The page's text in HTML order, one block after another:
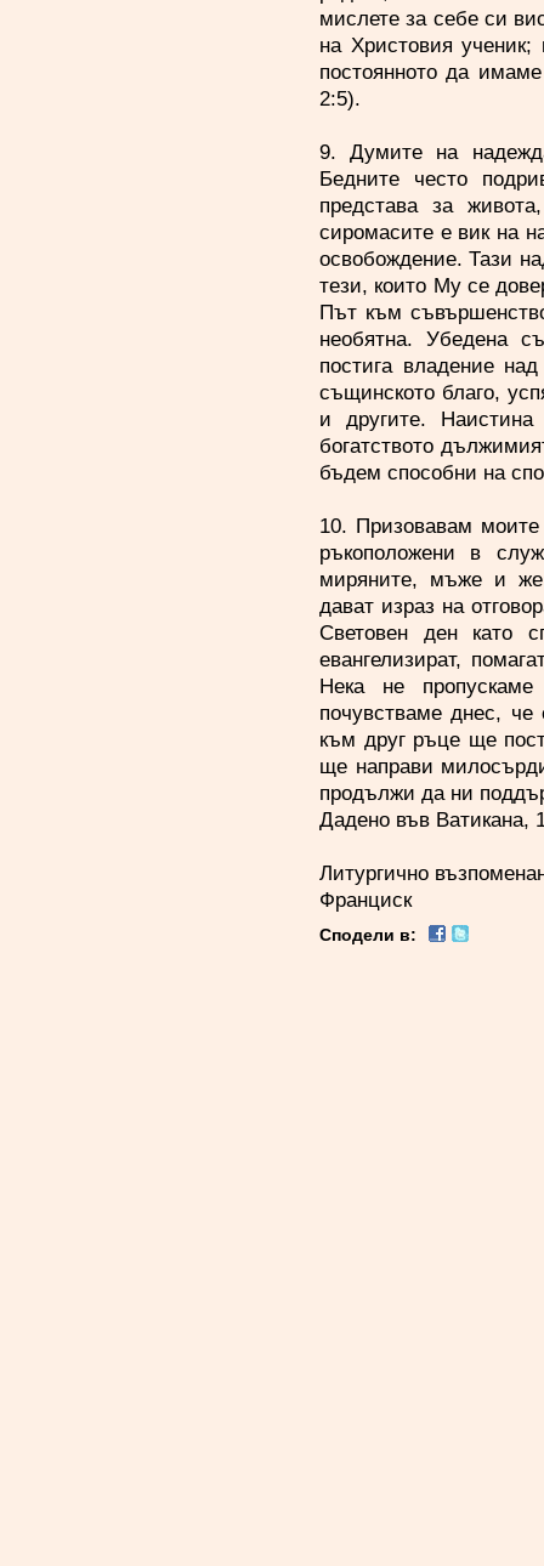
мислете за себе си
на Христовия
постоянното да
2:5).
9. Думите на
Бедните често
представа за
сиромасите е вик на
освобождение. Тази
тези, които Му се
Път към
необятна. Убедена
постига владение
същинското благо,
и другите.
богатството
бъдем способни на
10. Призовавам моите
ръкоположени в
миряните, мъже и
дават израз на
Световен ден като
евангелизират,
Нека не
почувстваме днес,
към друг ръце ще
ще направи
продължи да ни
Дадено във Ватикана,
Литургично
Франциск
Сподели в: